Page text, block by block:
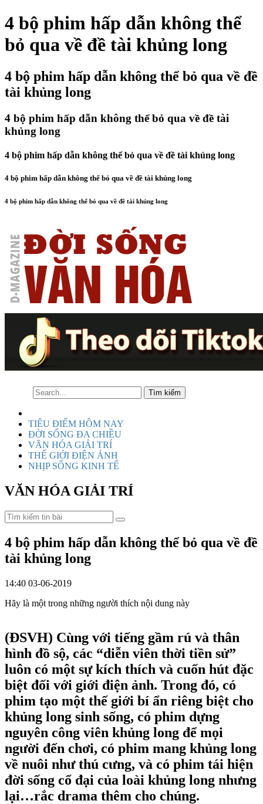
4 bộ phim hấp dẫn không thể
bỏ qua về đề tài khủng long
4 bộ phim hấp dẫn không thể bỏ qua về đề
tài khủng long
4 bộ phim hấp dẫn không thể bỏ qua về đề tài
khủng long
4 bộ phim hấp dẫn không thể bỏ qua về đề tài khủng long
4 bộ phim hấp dẫn không thể bỏ qua về đề tài khủng long
4 bộ phim hấp dẫn không thể bỏ qua về đề tài khủng long
TIÊU ĐIỂM HÔM NAY
ĐỜI SỐNG ĐA CHIỀU
VĂN HÓA GIẢI TRÍ
THẾ GIỚI ĐIỆN ẢNH
NHỊP SỐNG KINH TẾ
VĂN HÓA GIẢI TRÍ
4 bộ phim hấp dẫn không thể bỏ qua về đề
tài khủng long
14:40 03-06-2019
Hãy là một trong những người thích nội dung này
(ĐSVH) Cùng với tiếng gầm rú và thân
hình đồ sộ, các “diễn viên thời tiền sử”
luôn có một sự kích thích và cuốn hút đặc
biệt đối với giới điện ảnh. Trong đó, có
phim tạo một thế giới bí ẩn riêng biệt cho
khủng long sinh sống, có phim dựng
nguyên công viên khủng long để mọi
người đến chơi, có phim mang khủng long
về nuôi như thú cưng, và có phim tái hiện
đời sống cổ đại của loài khủng long nhưng
lại…rắc drama thêm cho chúng.